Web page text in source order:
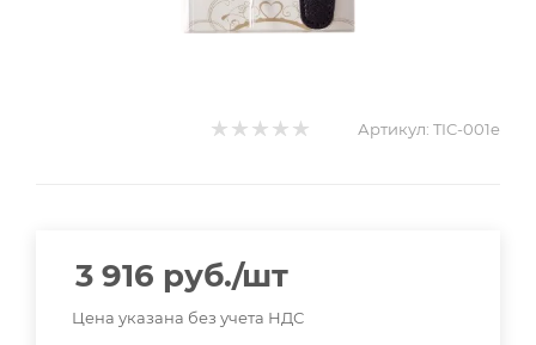
Артикул: TIC-001e
3 916 руб./шт
Цена указана без учета НДС